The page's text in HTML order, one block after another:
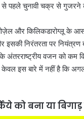
से पहले चुनावी चक्र से गुजरने
और किलिकडारोग्लू के
इसकी निरंतरता पर
के अंतरराष्ट्रीय वजन को कम
इस बारे में नहीं है कि
को बना या